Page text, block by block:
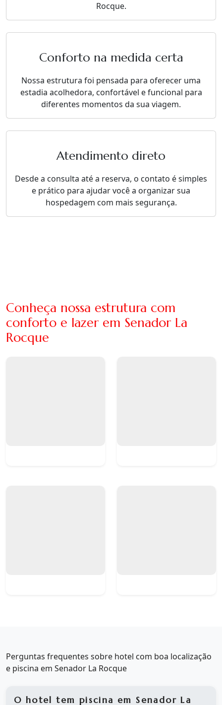
Rocque.
Conforto na medida certa
Nossa estrutura foi pensada para oferecer uma
estadia acolhedora, confortável e funcional para
diferentes momentos da sua viagem.
Atendimento direto
Desde a consulta até a reserva, o contato é simples
e prático para ajudar você a organizar sua
hospedagem com mais segurança.
Conheça nossa estrutura com
conforto e lazer em Senador La
Rocque
Perguntas frequentes sobre hotel com boa localização
e piscina em Senador La Rocque
O hotel tem piscina em Senador La